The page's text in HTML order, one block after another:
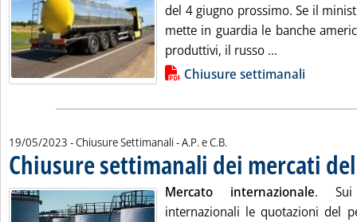
del 4 giugno prossimo. Se il
mette in guardia le banche
produttivi, il russo ...
Lista allegati PDF alla notiziaChiusure settimanali
19/05/2023 - Chiusure Settimanali -di:
A.P. e C.B.
Chiusure settimanali dei mercati
Mercato internazionale. Sui
internazionali le quotazioni del